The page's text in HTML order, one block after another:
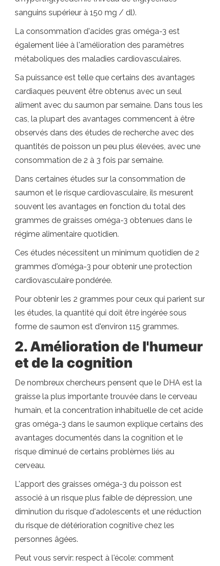
sanguins supérieur à 150 mg / dl).
La consommation d'acides gras oméga-3 est
également liée à l'amélioration des paramètres
métaboliques des maladies cardiovasculaires.
Sa puissance est telle que certains des avantages
cardiaques peuvent être obtenus avec un seul
aliment avec du saumon par semaine. Dans tous les
cas, la plupart des avantages commencent à être
observés dans des études de recherche avec des
quantités de poisson un peu plus élevées, avec une
consommation de 2 à 3 fois par semaine.
Dans certaines études sur la consommation de
saumon et le risque cardiovasculaire, ils mesurent
souvent les avantages en fonction du total des
grammes de graisses oméga-3 obtenues dans le
régime alimentaire quotidien.
Ces études nécessitent un minimum quotidien de 2
grammes d'oméga-3 pour obtenir une protection
cardiovasculaire pondérée.
Pour obtenir les 2 grammes pour ceux qui parient sur
les études, la quantité qui doit être ingérée sous
forme de saumon est d'environ 115 grammes.
2. Amélioration de l'humeur
et de la cognition
De nombreux chercheurs pensent que le DHA est la
graisse la plus importante trouvée dans le cerveau
humain, et la concentration inhabituelle de cet acide
gras oméga-3 dans le saumon explique certains des
avantages documentés dans la cognition et le
risque diminué de certains problèmes liés au
cerveau.
L'apport des graisses oméga-3 du poisson est
associé à un risque plus faible de dépression, une
diminution du risque d'adolescents et une réduction
du risque de détérioration cognitive chez les
personnes âgées.
Peut vous servir: respect à l'école: comment